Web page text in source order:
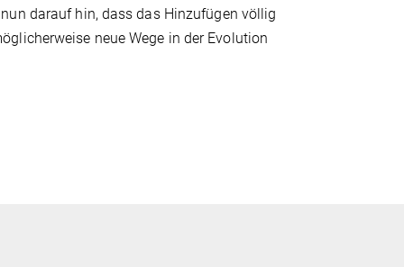
darauf hin, dass das Hinzufügen völlig
neue Wege in der Evolution